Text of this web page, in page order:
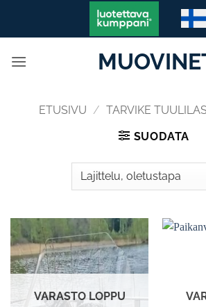
ETUSIVU / TARVIKE
SUODATA
VARASTO LOPPU